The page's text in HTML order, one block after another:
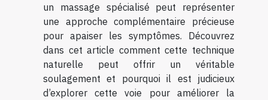
un massage spécialisé peut représenter
une approche complémentaire précieuse
pour apaiser les symptômes. Découvrez
dans cet article comment cette technique
naturelle peut offrir un véritable
soulagement et pourquoi il est judicieux
d’explorer cette voie pour améliorer la